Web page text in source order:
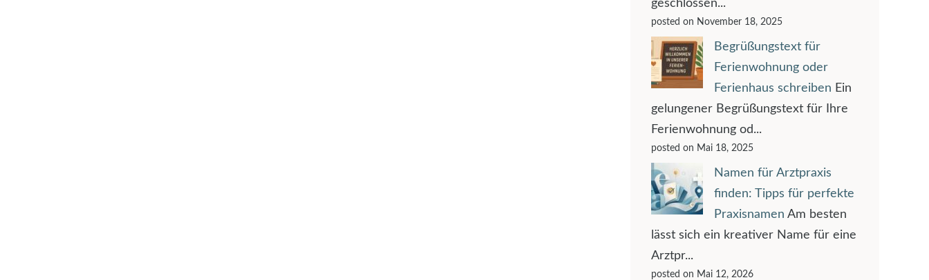
geschlossen...
posted on November 18, 2025
Begrüßungstext für
Ferienwohnung oder
Ferienhaus schreiben Ein
gelungener Begrüßungstext für Ihre
Ferienwohnung od...
posted on Mai 18, 2025
Namen für Arztpraxis
finden: Tipps für perfekte
Praxisnamen Am besten
lässt sich ein kreativer Name für eine
Arztpr...
posted on Mai 12, 2026